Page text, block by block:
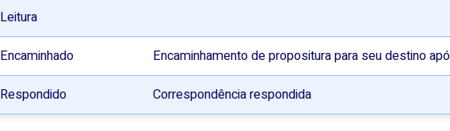
Leitura
Encaminhado Encaminhamento de propositura para seu destino
Respondido Correspondência respondida